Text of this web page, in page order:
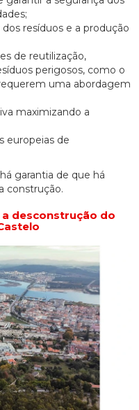
resíduos e a produção
de reutilização,
perigosos, como o
uma abordagem
maximizando a
europeias de
garantia de que há
construção.
desconstrução do